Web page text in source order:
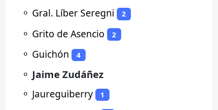
⚬ Gral. Líber Seregni 2
⚬ Grito de Asencio 2
⚬ Guichón 4
⚬ Jaime Zudáñez
⚬ Jaureguiberry 1